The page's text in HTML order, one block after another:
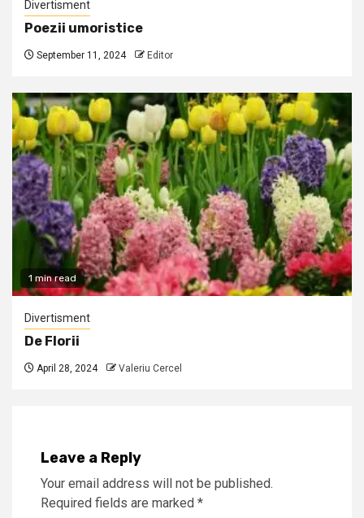
Divertisment
Poezii umoristice
September 11, 2024 Editor
1 min read
Divertisment
De Florii
April 28, 2024 Valeriu Cercel
Leave a Reply
Your email address will not be published.
Required fields are marked *